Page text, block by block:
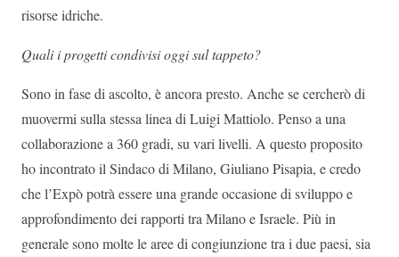
risorse idriche.
Quali i progetti condivisi oggi sul tappeto?
Sono in fase di ascolto, è ancora presto. Anche se cercherò di
muovermi sulla stessa linea di Luigi Mattiolo. Penso a una
collaborazione a 360 gradi, su vari livelli. A questo proposito
ho incontrato il Sindaco di Milano, Giuliano Pisapia, e credo
che l’Expò potrà essere una grande occasione di sviluppo e
approfondimento dei rapporti tra Milano e Israele. Più in
generale sono molte le aree di congiunzione tra i due paesi, sia